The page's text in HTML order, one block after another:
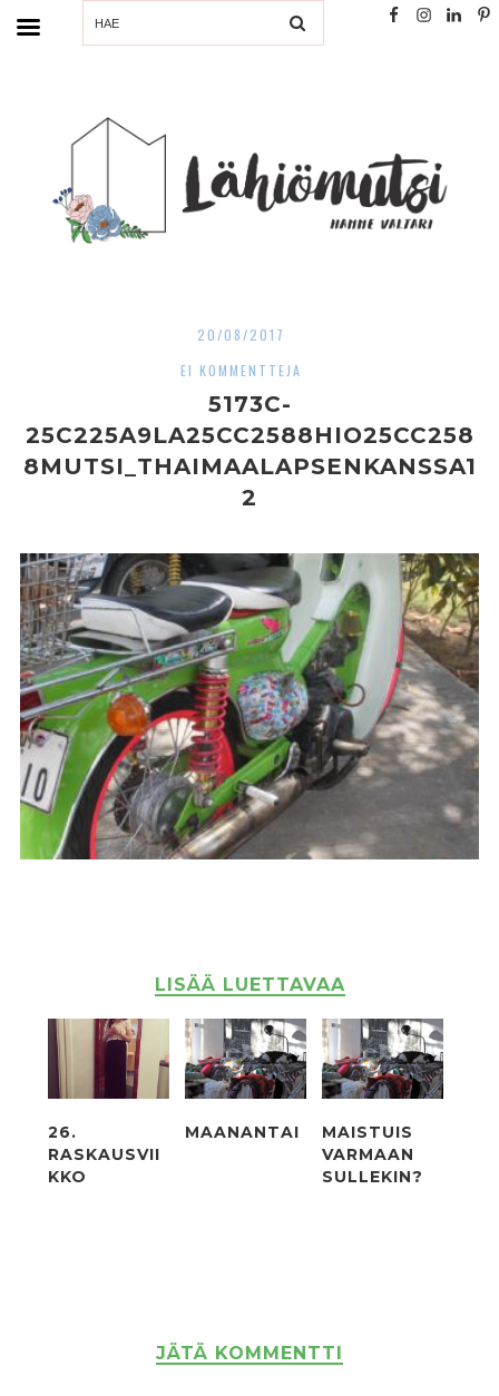
SEARCH
20/08/2017
EI KOMMENTTEJA
5173C-
25C225A9LA25CC2588HIO25CC258
8MUTSI_THAIMAALAPSENKANSSA1
2
LISÄÄ LUETTAVAA
26.
RASKAUSVII
KKO
MAANANTAI
MAISTUIS
VARMAAN
SULLEKIN?
JÄTÄ KOMMENTTI